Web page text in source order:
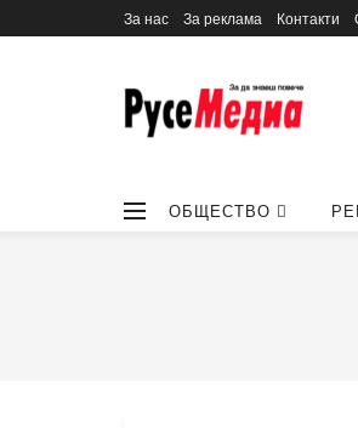
За нас За реклама Контакти
ОБЩЕСТВО